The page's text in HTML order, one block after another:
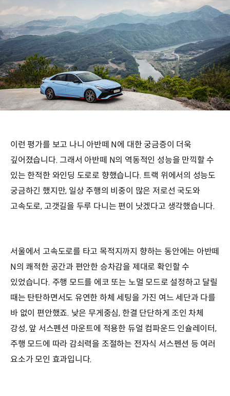
이런 평가를 보고 나니 아반떼 N에 대한 궁금증이 더욱
깊어졌습니다. 그래서 아반떼 N의 역동적인 성능을 만끽할 수
있는 한적한 와인딩 도로로 향했습니다. 트랙 위에서의 성능도
궁금하긴 했지만, 일상 주행의 비중이 많은 저로선 국도와
고속도로, 고갯길을 두루 다니는 편이 낫겠다고 생각했습니다.
서울에서 고속도로를 타고 목적지까지 향하는 동안에는 아반떼
N의 쾌적한 공간과 편안한 승차감을 제대로 확인할 수
있었습니다. 주행 모드를 에코 또는 노멀 모드로 설정하고 달릴
때는 탄탄하면서도 유연한 하체 세팅을 가진 여느 세단과 다를
바 없이 편안했죠. 낮은 무게중심, 한결 단단하게 조인 차체
강성, 앞 서스펜션 마운트에 적용한 듀얼 컴파운드 인슐레이터,
주행 모드에 따라 감쇠력을 조절하는 전자식 서스펜션 등 여러
요소가 모인 효과입니다.